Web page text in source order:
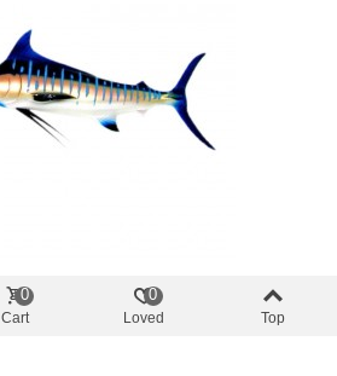
Replicas de peces
Cart
0
Loved
0
Top